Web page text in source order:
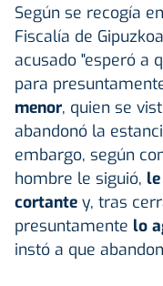
Según se recogía
Fiscalía de
acusado "esperó a
para
menor, quien se
abandonó la
embargo, según
hombre le siguió,
cortante y, tras
presuntamente lo
instó a que